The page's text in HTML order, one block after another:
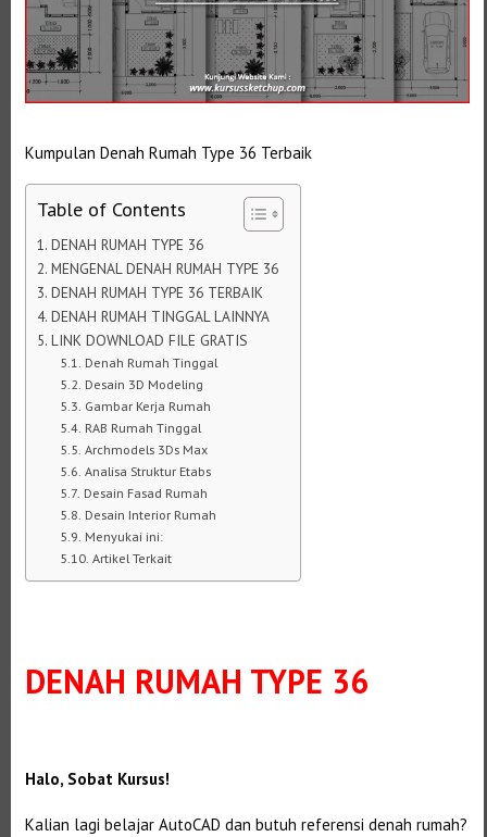
Kumpulan Denah Rumah Type 36 Terbaik
Table of Contents
DENAH RUMAH TYPE 36
MENGENAL DENAH RUMAH TYPE 36
DENAH RUMAH TYPE 36 TERBAIK
DENAH RUMAH TINGGAL LAINNYA
LINK DOWNLOAD FILE GRATIS
Denah Rumah Tinggal
Desain 3D Modeling
Gambar Kerja Rumah
RAB Rumah Tinggal
Archmodels 3Ds Max
Analisa Struktur Etabs
Desain Fasad Rumah
Desain Interior Rumah
Menyukai ini:
Artikel Terkait
DENAH RUMAH TYPE 36
Halo, Sobat Kursus!
Kalian lagi belajar AutoCAD dan butuh referensi denah rumah?